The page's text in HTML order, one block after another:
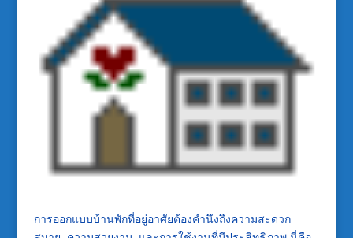
การออกแบบบ้านพักที่อยู่อาศัยต้องคำนึงถึงความสะดวก